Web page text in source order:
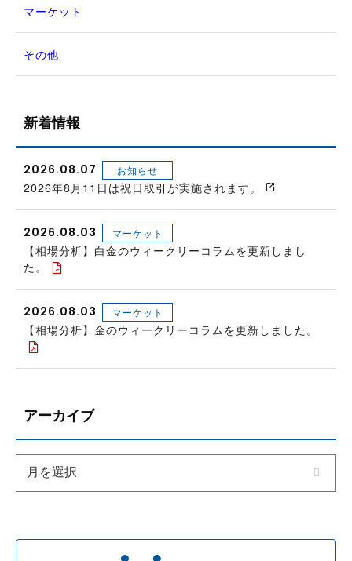
マーケット
その他
新着情報
2026.08.07 お知らせ
2026年8月11日は祝日取引が実施されます。
2026.08.03 マーケット
【相場分析】白金のウィークリーコラムを更新しまし
た。
2026.08.03 マーケット
【相場分析】金のウィークリーコラムを更新しました。
アーカイブ